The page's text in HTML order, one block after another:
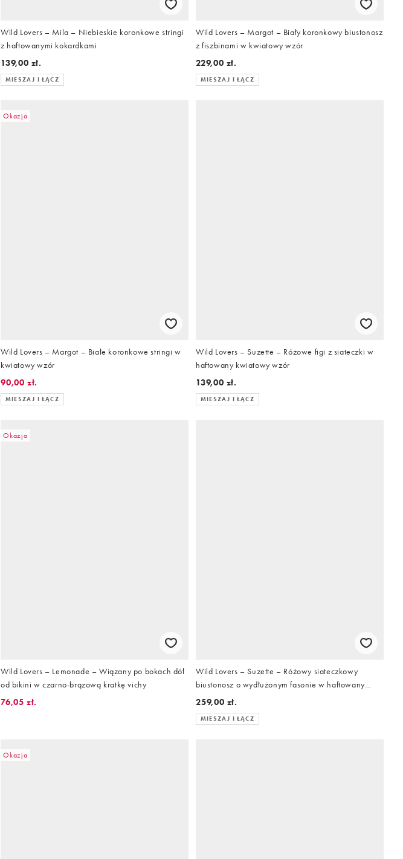
Wild Lovers – Mila – Niebieskie koronkowe stringi
z haftowanymi kokardkami
139,00 zł.
MIESZAJ I ŁĄCZ
Wild Lovers – Margot – Biały koronkowy biustonosz
z fiszbinami w kwiatowy wzór
229,00 zł.
MIESZAJ I ŁĄCZ
Okazja
Wild Lovers – Margot – Białe koronkowe stringi w
kwiatowy wzór
90,00 zł.
MIESZAJ I ŁĄCZ
Wild Lovers – Suzette – Różowe figi z siateczki w
haftowany kwiatowy wzór
139,00 zł.
MIESZAJ I ŁĄCZ
Okazja
Wild Lovers – Lemonade – Wiązany po bokach dół
od bikini w czarno-brązową kratkę vichy
76,05 zł.
Wild Lovers – Suzette – Różowy siateczkowy
biustonosz o wydłużonym fasonie w haftowany
kwiatowy wzór
259,00 zł.
MIESZAJ I ŁĄCZ
Okazja